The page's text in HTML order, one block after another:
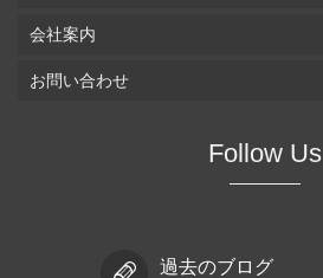
会社案内
お問い合わせ
Follow Us
過去のブログ